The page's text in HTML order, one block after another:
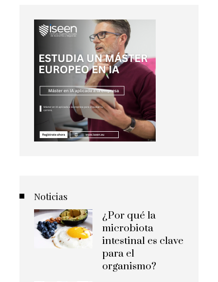
Noticias
¿Por qué la
microbiota
intestinal es clave
para el
organismo?